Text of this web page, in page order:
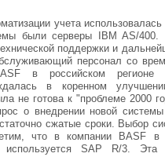
учета использовалась
были серверы IBM AS/
поддержки и
персонал со
в российском регионе
в коренном
не готова к "проблеме 2000
о внедрении новой
сжатые сроки. Выбор
что в компании BASF в
используется SAP R/3. Эта